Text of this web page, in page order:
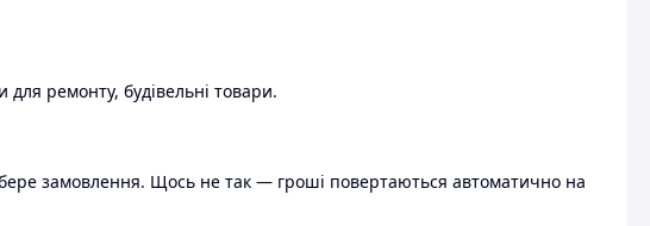
ремонту, будівельні товари.
замовлення. Щось не так — гроші повертаються автоматично на